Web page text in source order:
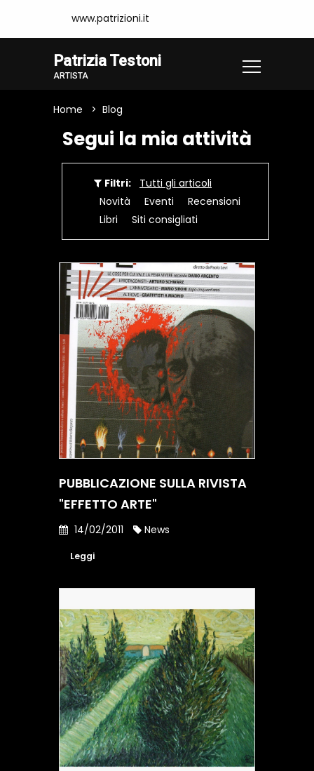
www.patrizioni.it
Patrizia Testoni
ARTISTA
Home Blog
Segui la mia attività
Filtri:
Tutti gli articoli
Novità
Eventi
Recensioni
Libri
Siti consigliati
PUBBLICAZIONE SULLA RIVISTA
"EFFETTO ARTE"
14/02/2011 News
Leggi